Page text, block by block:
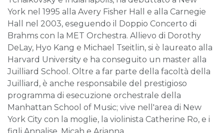
York nel 1995 alla Avery Fisher Hall e alla Carnegie
Hall nel 2003, eseguendo il Doppio Concerto di
Brahms con la MET Orchestra. Allievo di Dorothy
DeLay, Hyo Kang e Michael Tseitlin, si è laureato alla
Harvard University e ha conseguito un master alla
Juilliard School. Oltre a far parte della facoltà della
Juilliard, è anche responsabile del prestigioso
programma di esecuzione orchestrale della
Manhattan School of Music; vive nell'area di New
York City con la moglie, la violinista Catherine Ro, e i